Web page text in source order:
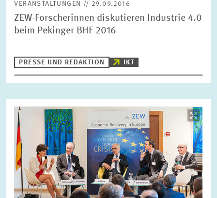
VERANSTALTUNGEN // 29.09.2016
ZEW-Forscherinnen diskutieren Industrie 4.0
beim Pekinger BHF 2016
PRESSE UND REDAKTION IKT
Bild
öffnet
in
vergrößerter
Ansicht